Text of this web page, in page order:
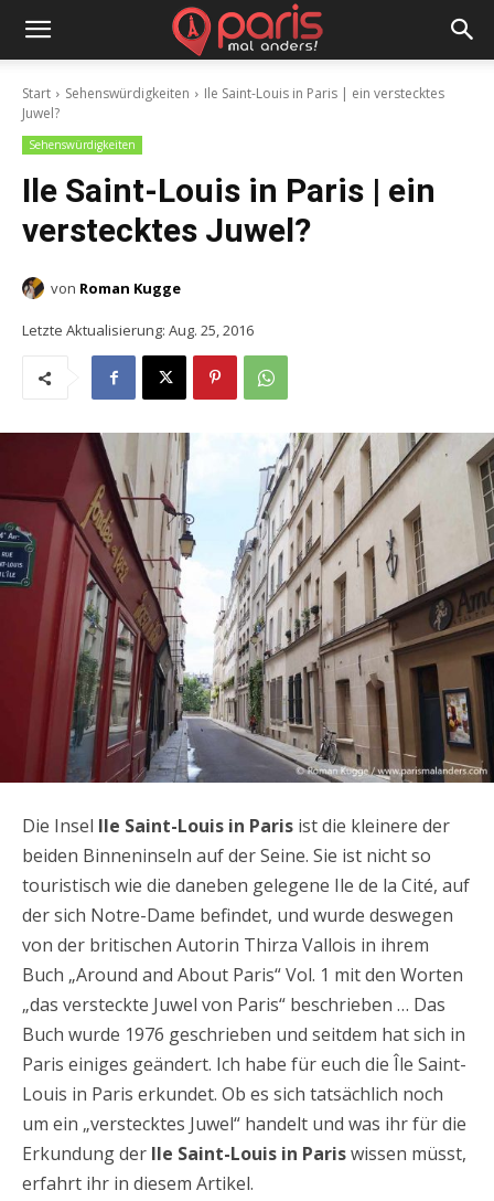
Start Sehenswürdigkeiten
Ile Saint-Louis in Paris | ein verstecktes
Juwel?
Sehenswürdigkeiten
Ile Saint-Louis in Paris | ein
verstecktes Juwel?
von Roman Kugge
Letzte Aktualisierung: Aug. 25, 2016
Die Insel Ile Saint-Louis in Paris ist die kleinere der
beiden Binneninseln auf der Seine. Sie ist nicht so
touristisch wie die daneben gelegene Ile de la Cité, auf
der sich Notre-Dame befindet, und wurde deswegen
von der britischen Autorin Thirza Vallois in ihrem
Buch „Around and About Paris“ Vol. 1 mit den Worten
„das versteckte Juwel von Paris“ beschrieben … Das
Buch wurde 1976 geschrieben und seitdem hat sich in
Paris einiges geändert. Ich habe für euch die Île Saint-
Louis in Paris erkundet. Ob es sich tatsächlich noch
um ein „verstecktes Juwel“ handelt und was ihr für die
Erkundung der Ile Saint-Louis in Pariswissen müsst,
erfahrt ihr in diesem Artikel.